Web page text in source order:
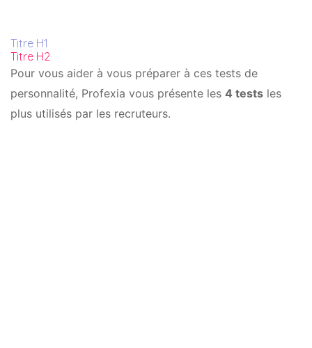
Titre H1
Titre H2
Pour vous aider à vous préparer à ces tests de
personnalité, Profexia vous présente les 4 tests les
plus utilisés par les recruteurs.